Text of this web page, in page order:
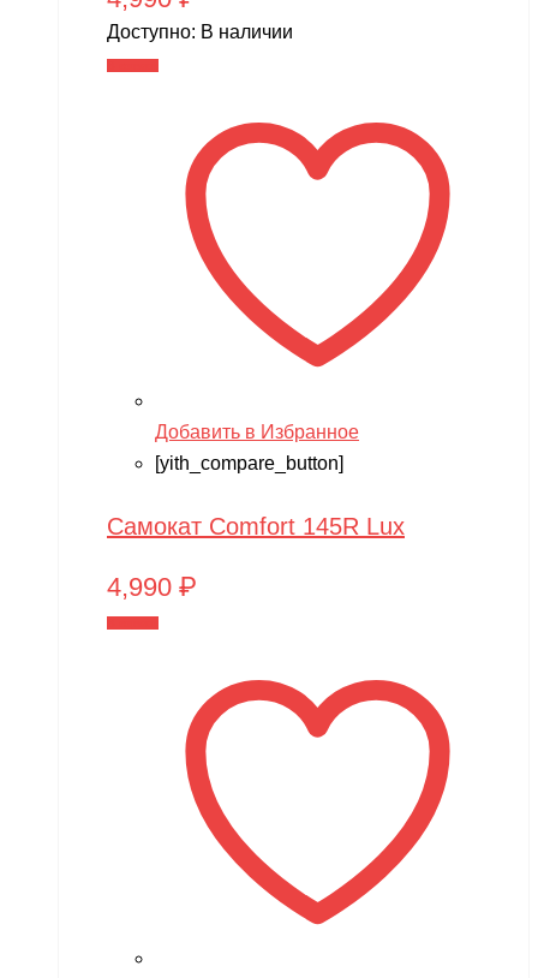
Доступно: В наличии
Добавить в Избранное
[yith_compare_button]
Самокат Comfort 145R Lux
4,990 ₽